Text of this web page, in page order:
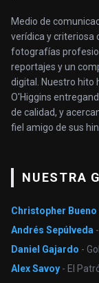
Medio de
verídica y criteriosa
fotografías
reportajes y un
digital. Nuestro hito
O'Higgins
de calidad, y
fiel amigo de sus
NUESTRA
Christopher Bueno
Andrés Sepúlveda
Daniel Gajardo -
Alex Savoy - El